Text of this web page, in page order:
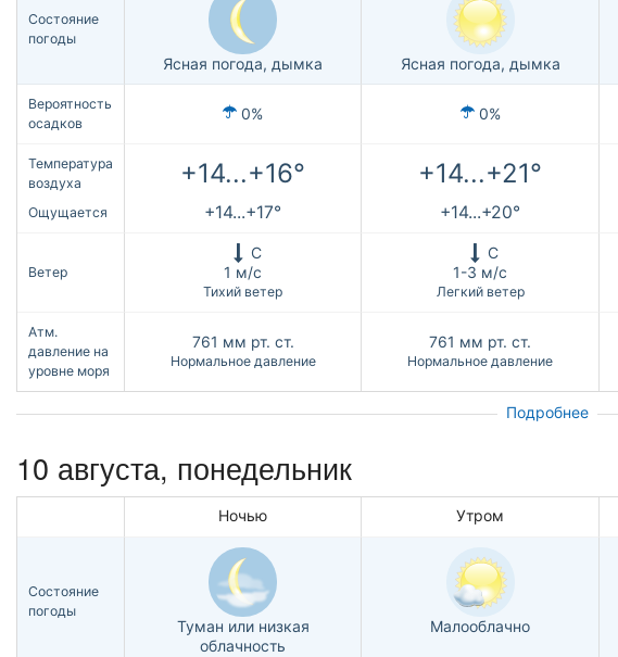
Состояние
погоды
Ясная погода, дымка Ясная погода, дымка
Вероятность
осадков
0% 0%
Температура
воздуха
+14...+16° +14...+21°
Ощущается +14...+17° +14...+20°
Ветер
С
1 м/с
Тихий ветер
С
1-3 м/с
Легкий ветер
Атм.
давление на
уровне моря
761 мм рт. ст.
Нормальное давление
761 мм рт. ст.
Нормальное давление
Подробнее
10 августа, понедельник
Ночью Утром
Состояние
погоды
Туман или низкая
облачность
Малооблачно